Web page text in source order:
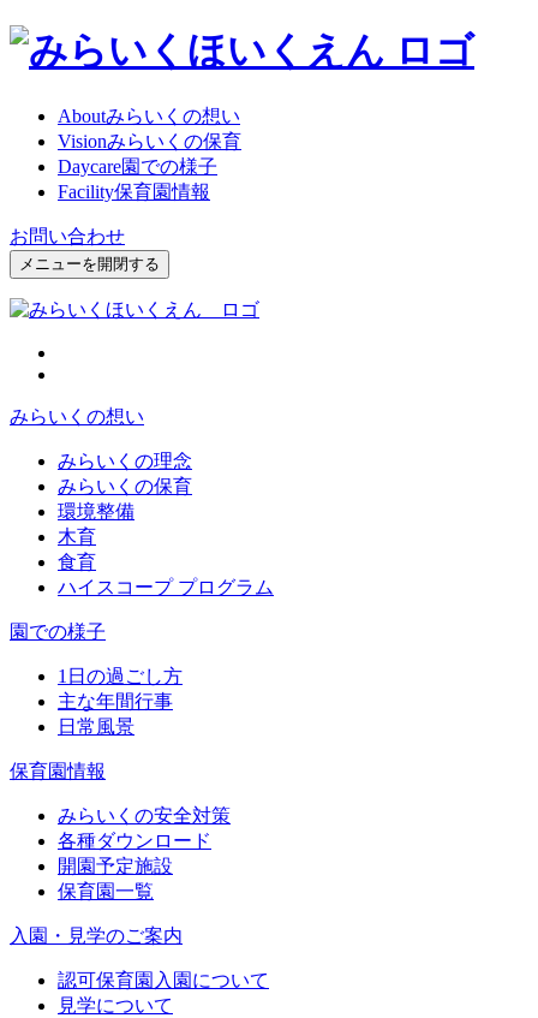
Aboutみらいくの想い
Visionみらいくの保育
Daycare園での様子
Facility保育園情報
お問い合わせ
メニューを開閉する
みらいくの想い
みらいくの理念
みらいくの保育
環境整備
木育
食育
ハイスコープ プログラム
園での様子
1日の過ごし方
主な年間行事
日常風景
保育園情報
みらいくの安全対策
各種ダウンロード
開園予定施設
保育園一覧
入園・見学のご案内
認可保育園入園について
見学について